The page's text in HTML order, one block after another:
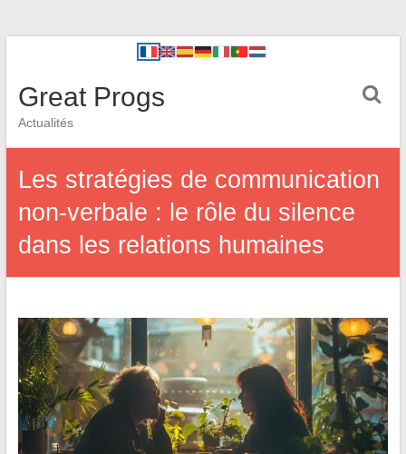
Great Progs
Actualités
Les stratégies de communication
non-verbale : le rôle du silence
dans les relations humaines